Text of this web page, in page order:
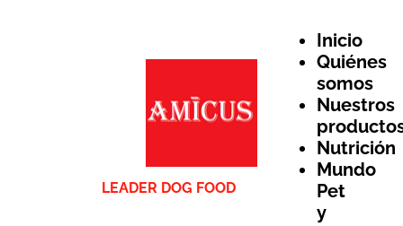
LEADER DOG FOOD
Inicio
Quiénes
somos
Nuestros
Nutrición
Mundo
Pet
y